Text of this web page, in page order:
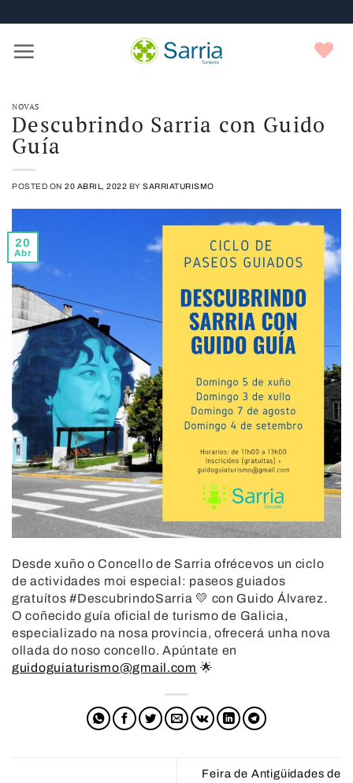
este
web
sistema
accesibilidad.
to
NOVAS
Descubrindo Sarria con Guido
Guía
POSTED ON20 ABRIL, 2022 BYSARRIATURISMO
20
Abr
Desde xuño o Concello de Sarria ofrécevos un ciclo
de actividades moi especial: paseos guiados
gratuítos #DescubrindoSarria 💛 con Guido Álvarez.
O coñecido guía oficial de turismo de Galicia,
especializado na nosa provincia, ofrecerá unha nova
ollada do noso concello. Apúntate en
guidoguiaturismo@gmail.com 🌟
Feira de Antigüidades de